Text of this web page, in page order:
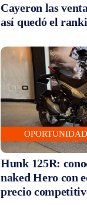
Cayeron las
así quedó el
Hunk 125R:
naked Hero con
precio